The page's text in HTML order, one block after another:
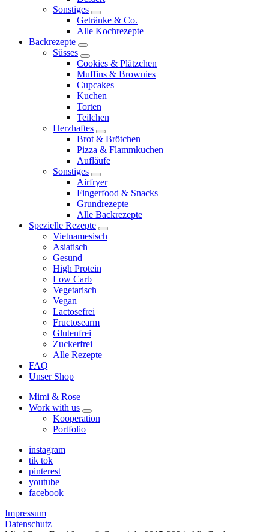
menu
Sonstiges
expand
child
menu
Getränke & Co.
Alle Kochrezepte
Backrezepte
expand
child
menu
Süsses
expand
child
menu
Cookies & Plätzchen
Muffins & Brownies
Cupcakes
Kuchen
Torten
Teilchen
Herzhaftes
expand
child
menu
Brot & Brötchen
Pizza & Flammkuchen
Aufläufe
Sonstiges
expand
child
menu
Airfryer
Fingerfood & Snacks
Grundrezepte
Alle Backrezepte
Spezielle Rezepte
expand
child
Vietnamesisch
Asiatisch
Gesund
High Protein
Low Carb
Vegetarisch
Vegan
Lactosefrei
Fructosearm
Glutenfrei
Zuckerfrei
Alle Rezepte
FAQ
Unser Shop
Mimi & Rose
Work with us
expand
child
Kooperation
Portfolio
instagram
tik tok
pinterest
youtube
facebook
Impressum
Datenschutz